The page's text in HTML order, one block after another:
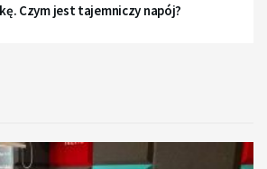
Czym jest tajemniczy napój?